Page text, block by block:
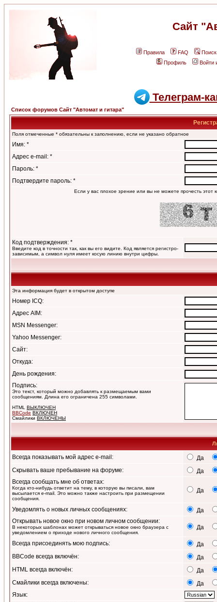
Сайт
Правила FAQ
Поиск
Профиль
Войти
Телеграм-
Список форумов Сайт "Автомат и гитара"
Поля отмеченные * обязательны к заполнению, если не указано обратное
Имя: *
Адрес e-mail: *
Пароль: *
Подтвердите пароль: *
Если у вас плохое зрение или вы не можете прочесть этот
Код подтверждения: *
Введите код в точности так, как вы его видите. Код является регистро-
зависимым, а символ нуля имеет косую линию внутри цифры.
Эта информация будет в открытом доступе
Номер ICQ:
Адрес AIM:
MSN Messenger:
Yahoo Messenger:
Сайт:
Откуда:
День рождения:
Подпись:
Это текст, который можно добавлять к размещаемым вами
сообщениям. Длина его ограничена 255 символами.
HTML ВЫКЛЮЧЕН
BBCode ВКЛЮЧЕН
Смайлики ВКЛЮЧЕНЫ
Всегда показывать мой адрес e-mail:
Да
Скрывать ваше пребывание на форуме:
Да
Всегда сообщать мне об ответах:
Когда кто-нибудь ответит на тему, в которую вы писали, вам
высылается e-mail. Это можно также настроить при размещении
сообщения.
Да
Уведомлять о новых личных сообщениях:
Да
Открывать новое окно при новом личном сообщении:
В некоторых шаблонах может открываться новое окно браузера с
уведомлением о приходе нового личного сообщения.
Да
Всегда присоединять мою подпись:
Да
BBCode всегда включён:
Да
HTML всегда включён:
Да
Смайлики всегда включены:
Да
Язык: